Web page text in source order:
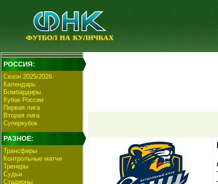
РОССИЯ:
Сезон 2025/2026
Календарь
Бомбардиры
Кубок России
Первая лига
Вторая лига
Суперкубок
РАЗНОЕ:
Трансферы
Контрольные матчи
Тренеры
Судьи
Стадионы